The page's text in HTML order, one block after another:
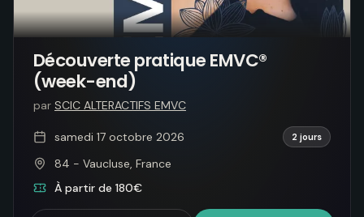
Découverte pratique EMVC®
(week-end)
par SCIC ALTERACTIFS EMVC
samedi 17 octobre 2026 2 jours
84 - Vaucluse, France
À partir de 180€